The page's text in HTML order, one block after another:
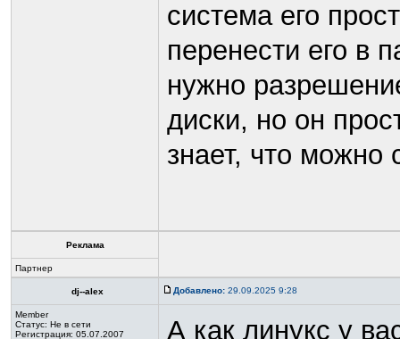
система его
перенести его в
нужно
диски, но он
знает, что можно
Реклама
Партнер
dj--alex Добавлено: 29.09.2025 9:28
Member
Статус: Не в сети
Регистрация: 05.07.2007
А как линукс у